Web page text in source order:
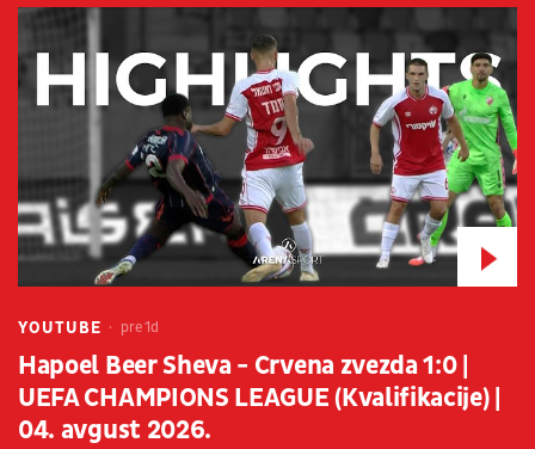
YOUTUBE pre 1d
Hapoel Beer Sheva - Crvena zvezda 1:0 |
UEFA CHAMPIONS LEAGUE (Kvalifikacije) |
04. avgust 2026.